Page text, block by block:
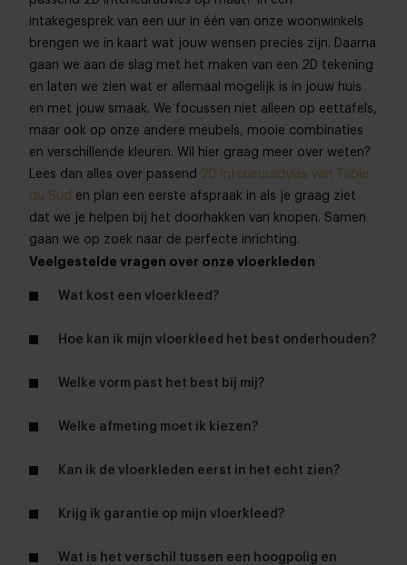
intakegesprek van een uur in één van onze woonwinkels
brengen we in kaart wat jouw wensen precies zijn. Daarna
gaan we aan de slag met het maken van een 2D tekening
en laten we zien wat er allemaal mogelijk is in jouw huis
en met jouw smaak. We focussen niet alleen op eettafels,
maar ook op onze andere meubels, mooie combinaties
en verschillende kleuren. Wil hier graag meer over weten?
Lees dan alles over passend 2D interieuradvies van Table
du Sud en plan een eerste afspraak in als je graag ziet
dat we je helpen bij het doorhakken van knopen. Samen
gaan we op zoek naar de perfecte inrichting.
Veelgestelde vragen over onze vloerkleden
Wat kost een vloerkleed?
Hoe kan ik mijn vloerkleed het best onderhouden?
Welke vorm past het best bij mij?
Welke afmeting moet ik kiezen?
Kan ik de vloerkleden eerst in het echt zien?
Krijg ik garantie op mijn vloerkleed?
Wat is het verschil tussen een hoogpolig en